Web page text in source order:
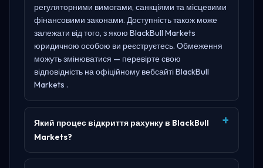
регуляторними вимогами, санкціями та місцевими
фінансовими законами. Доступність також може
залежати від того, з якою BlackBull Markets
юридичною особою ви реєструєтесь. Обмеження
можуть змінюватися — перевірте свою
відповідність на офіційному вебсайтіBlackBull
Markets .
Який процес відкриття рахунку в BlackBull
Markets?